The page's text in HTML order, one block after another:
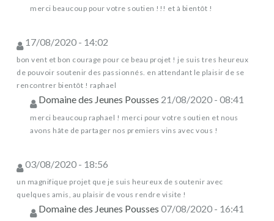
merci beaucoup pour votre soutien !!! et à bientôt !
17/08/2020 - 14:02
bon vent et bon courage pour ce beau projet ! je suis tres heureux
de pouvoir soutenir des passionnés. en attendant le plaisir de se
rencontrer bientôt ! raphael
Domaine des Jeunes Pousses 21/08/2020 - 08:41
merci beaucoup raphael ! merci pour votre soutien et nous
avons hâte de partager nos premiers vins avec vous !
03/08/2020 - 18:56
un magnifique projet que je suis heureux de soutenir avec
quelques amis, au plaisir de vous rendre visite !
Domaine des Jeunes Pousses 07/08/2020 - 16:41